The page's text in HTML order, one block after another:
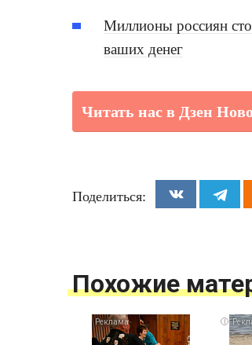
Миллионы россиян
ваших денег
Читать нас в Дзен
Поделиться:
Похожие
i